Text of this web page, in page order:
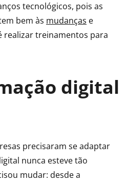
tecnológicos, pois as
bem às mudanças e
realizar treinamentos para
digital
precisaram se adaptar
nunca esteve tão
mudar: desde a